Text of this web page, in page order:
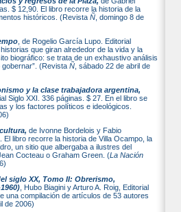
$ 12,90. El libro recorre la historia de la
históricos. (Revista Ñ , domingo 8 de
, de Rogelio García Lupo. Editorial
que giran alrededor de la vida y la
biográfico: se trata de un exhaustivo análisis
(Revista Ñ , sábado 22 de abril de
y la clase trabajadora argentina,
Siglo XXI. 336 páginas. $ 27. En el libro se
y los factores políticos e ideológicos.
de Ivonne Bordelois y Fabio
El libro recorre la historia de Villa Ocampo, la
un sitio que albergaba a ilustres del
Cocteau o Graham Green. (La Nación
siglo XX, Tomo II: Obrerismo,
, Hubo Biagini y Arturo A. Roig, Editorial
una compilación de artículos de 53 autores
de 2006)